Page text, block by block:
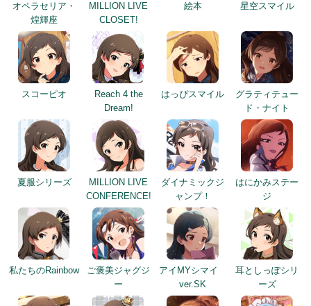
オペラセリア・
煌輝座
MILLION LIVE
CLOSET!
絵本 星空スマイル
スコーピオ
Reach 4 the
Dream!
はっぴスマイル
グラティテュー
ド・ナイト
夏服シリーズ
MILLION LIVE
CONFERENCE!
ダイナミックジ
ャンプ！
はにかみステー
ジ
私たちのRainbow
ご褒美ジャグジ
ー
アイMYシマイ
ver.SK
耳としっぽシリ
ーズ